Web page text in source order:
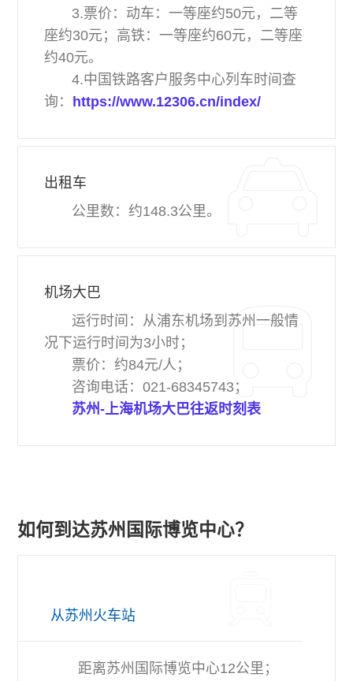
3.票价：动车：一等座约50元，二等
座约30元；高铁：一等座约60元，二等座
约40元。
4.中国铁路客户服务中心列车时间查
询： https://www.12306.cn/index/
出租车
公里数：约148.3公里。
机场大巴
运行时间：从浦东机场到苏州一般情
况下运行时间为3小时；
票价：约84元/人；
咨询电话：021-68345743；
苏州-上海机场大巴往返时刻表
如何到达苏州国际博览中心？
从苏州火车站
距离苏州国际博览中心12公里；